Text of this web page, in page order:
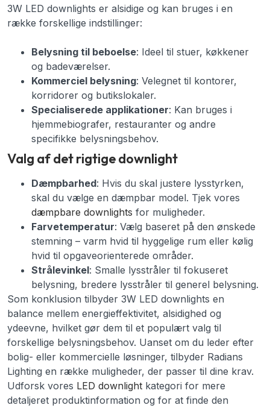
3W LED downlights er alsidige og kan bruges i en
række forskellige indstillinger:
Belysning til beboelse: Ideel til stuer, køkkener
og badeværelser.
Kommerciel belysning: Velegnet til kontorer,
korridorer og butikslokaler.
Specialiserede applikationer: Kan bruges i
hjemmebiografer, restauranter og andre
specifikke belysningsbehov.
Valg af det rigtige downlight
Dæmpbarhed: Hvis du skal justere lysstyrken,
skal du vælge en dæmpbar model. Tjek vores
dæmpbare downlights for muligheder.
Farvetemperatur: Vælg baseret på den ønskede
stemning – varm hvid til hyggelige rum eller kølig
hvid til opgaveorienterede områder.
Strålevinkel: Smalle lysstråler til fokuseret
belysning, bredere lysstråler til generel belysning.
Som konklusion tilbyder 3W LED downlights en
balance mellem energieffektivitet, alsidighed og
ydeevne, hvilket gør dem til et populært valg til
forskellige belysningsbehov. Uanset om du leder efter
bolig- eller kommercielle løsninger, tilbyder Radians
Lighting en række muligheder, der passer til dine krav.
Udforsk vores LED downlight kategori for mere
detaljeret produktinformation og for at finde den